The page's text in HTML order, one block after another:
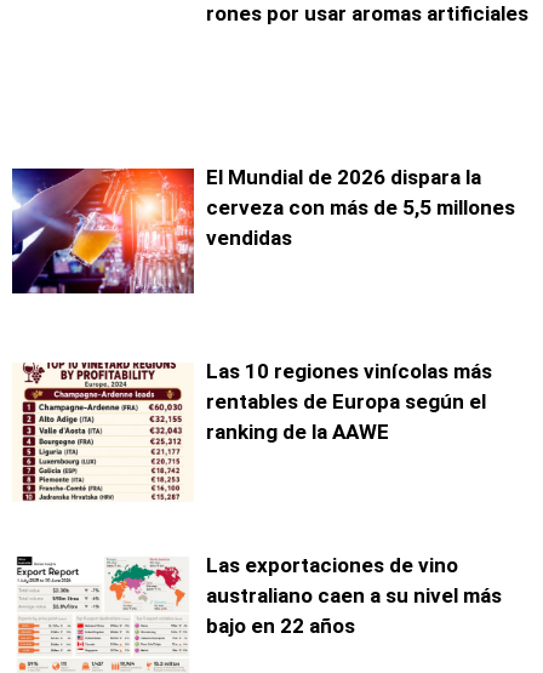
rones por usar aromas artificiales
El Mundial de 2026 dispara la
cerveza con más de 5,5 millones
vendidas
Las 10 regiones vinícolas más
rentables de Europa según el
ranking de la AAWE
Las exportaciones de vino
australiano caen a su nivel más
bajo en 22 años